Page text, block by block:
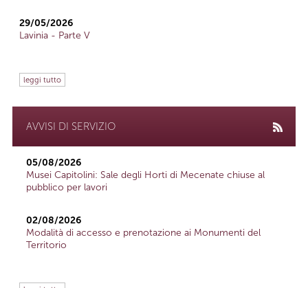
29/05/2026
Lavinia - Parte V
leggi tutto
AVVISI DI SERVIZIO
05/08/2026
Musei Capitolini: Sale degli Horti di Mecenate chiuse al
pubblico per lavori
02/08/2026
Modalità di accesso e prenotazione ai Monumenti del
Territorio